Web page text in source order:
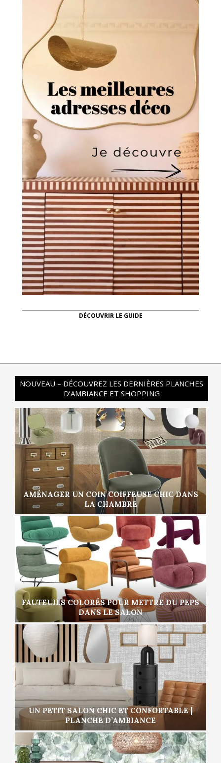
DÉCOUVRIR LE GUIDE
NOUVEAU – DÉCOUVREZ LES DERNIÈRES PLANCHES
D’AMBIANCE ET SHOPPING
AMÉNAGER UN COIN COIFFEUSE CHIC DANS
LA CHAMBRE
FAUTEUILS COLORÉS POUR METTRE DU PEPS
DANS LE SALON
UN PETIT SALON CHIC ET CONFORTABLE |
PLANCHE D’AMBIANCE